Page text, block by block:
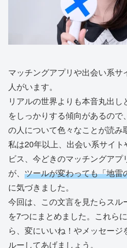
マッチングアプリや出会い系
人がいます。
リアルの世界よりも本音丸出
をしっかりする傾向があるの
の人について色々なことが読み
私は20年以上、出会い系サイ
ビス、今どきのマッチングア
が、 ツールが変わっても「地雷
に気づきました。
今回は、この文言を見たらス
を7つにまとめました。これら
ら、変にいいね！やメッセー
ルーしてあげましょう。